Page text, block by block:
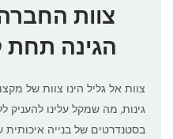
צוות
הגינה תחת
צוות אל גליל הינו צוות של
גינות, מה שמקל עלינו להעניק
בסטנדרטים של בנייה